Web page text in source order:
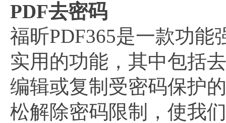
PDF去密码
福昕PDF365是一款功能
实用的功能，其中包括
编辑或复制受密码保护
松解除密码限制，使我